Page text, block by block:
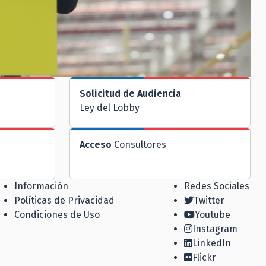
Solicitud de Audiencia
Ley del Lobby
Acceso Consultores
Información
Políticas de Privacidad
Condiciones de Uso
Redes Sociales
Twitter
Youtube
Instagram
LinkedIn
Flickr